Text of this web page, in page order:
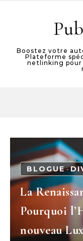
Boostez votre
Plateforme
netlinking
BLOGUE-
La
Pourquoi
nouveau